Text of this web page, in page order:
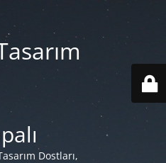
Dostları,